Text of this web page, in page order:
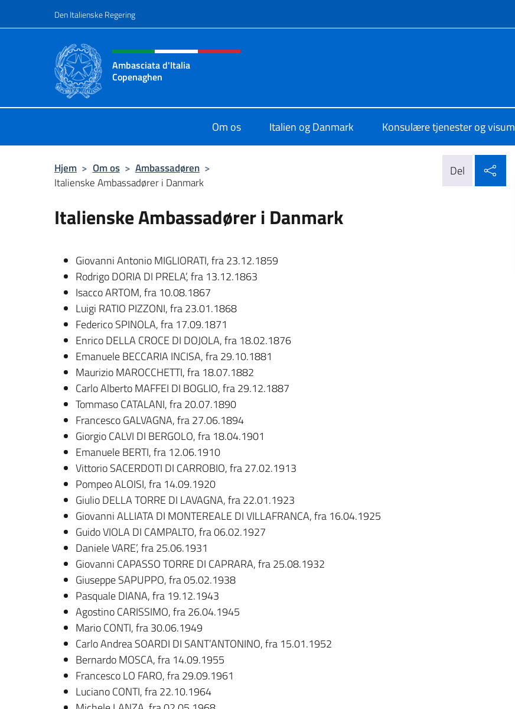
Den Italienske Regering
Hjemmesidehoved, sociale medier og menu
Ambasciata d'Italia
Copenaghen
Om os Italien og Danmark Konsulære tjenester og visum
Hjem > Om os > Ambassadøren >
Italienske Ambassadører i Danmark
Del
Italienske Ambassadører i Danmark
Giovanni Antonio MIGLIORATI, fra 23.12.1859
Rodrigo DORIA DI PRELA’, fra 13.12.1863
Isacco ARTOM, fra 10.08.1867
Luigi RATIO PIZZONI, fra 23.01.1868
Federico SPINOLA, fra 17.09.1871
Enrico DELLA CROCE DI DOJOLA, fra 18.02.1876
Emanuele BECCARIA INCISA, fra 29.10.1881
Maurizio MAROCCHETTI, fra 18.07.1882
Carlo Alberto MAFFEI DI BOGLIO, fra 29.12.1887
Tommaso CATALANI, fra 20.07.1890
Francesco GALVAGNA, fra 27.06.1894
Giorgio CALVI DI BERGOLO, fra 18.04.1901
Emanuele BERTI, fra 12.06.1910
Vittorio SACERDOTI DI CARROBIO, fra 27.02.1913
Pompeo ALOISI, fra 14.09.1920
Giulio DELLA TORRE DI LAVAGNA, fra 22.01.1923
Giovanni ALLIATA DI MONTEREALE DI VILLAFRANCA, fra 16.04.1925
Guido VIOLA DI CAMPALTO, fra 06.02.1927
Daniele VARE’, fra 25.06.1931
Giovanni CAPASSO TORRE DI CAPRARA, fra 25.08.1932
Giuseppe SAPUPPO, fra 05.02.1938
Pasquale DIANA, fra 19.12.1943
Agostino CARISSIMO, fra 26.04.1945
Mario CONTI, fra 30.06.1949
Carlo Andrea SOARDI DI SANT’ANTONINO, fra 15.01.1952
Bernardo MOSCA, fra 14.09.1955
Francesco LO FARO, fra 29.09.1961
Luciano CONTI, fra 22.10.1964